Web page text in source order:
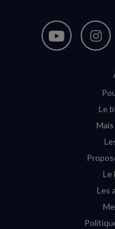
Nous
Nous
Le
Le
Les